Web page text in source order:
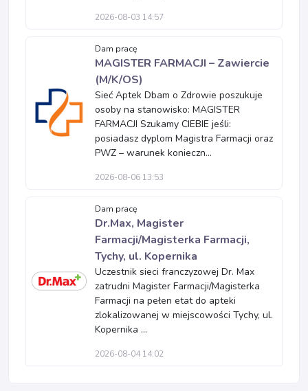
2026-08-03 14:57
Dam pracę
MAGISTER FARMACJI – Zawiercie
(M/K/OS)
Sieć Aptek Dbam o Zdrowie poszukuje
osoby na stanowisko: MAGISTER
FARMACJI Szukamy CIEBIE jeśli:
posiadasz dyplom Magistra Farmacji oraz
PWZ – warunek konieczn...
2026-08-06 13:53
Dam pracę
Dr.Max, Magister
Farmacji/Magisterka Farmacji,
Tychy, ul. Kopernika
Uczestnik sieci franczyzowej Dr. Max
zatrudni Magister Farmacji/Magisterka
Farmacji na pełen etat do apteki
zlokalizowanej w miejscowości Tychy, ul.
Kopernika ...
2026-08-04 14:02